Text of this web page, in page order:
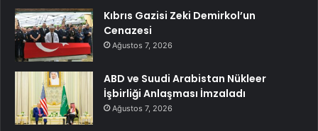
Kıbrıs Gazisi Zeki Demirkol’un
Cenazesi
Ağustos 7, 2026
ABD ve Suudi Arabistan Nükleer
İşbirliği Anlaşması İmzaladı
Ağustos 7, 2026